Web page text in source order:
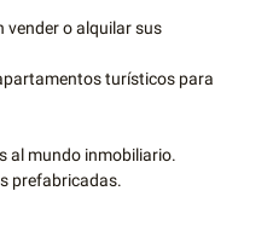
vender o alquilar sus
turísticos para
al mundo inmobiliario.
prefabricadas.